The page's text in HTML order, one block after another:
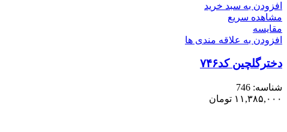
افزودن به سبد خرید
مشاهده سریع
مقایسه
افزودن به علاقه مندی ها
دخترگلچین کد۷۴۶
شناسه: 746
۱۱,۳۸۵,۰۰۰ تومان